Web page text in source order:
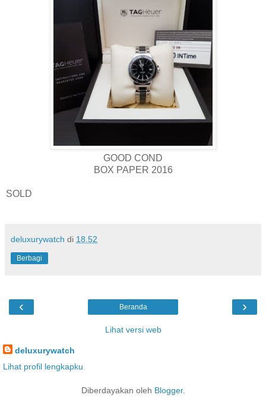
GOOD COND
BOX PAPER 2016
SOLD
deluxurywatch di 18.52
Berbagi
‹ ›
Beranda
Lihat versi web
deluxurywatch
Lihat profil lengkapku
Diberdayakan oleh Blogger.